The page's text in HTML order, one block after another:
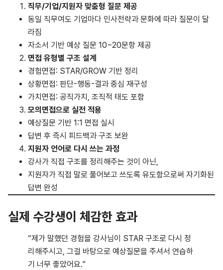
직무/기업/지원자 맞춤형 질문 제공
동일 직무여도 기업마다 인사전략과 문화에 따라 질문이 달
라짐
자소서 기반 예상 질문 10~20문항 제공
면접 유형별 구조 설계
경험면접: STAR/GROW 기반 정리
상황면접: 판단-행동-결과 중심 재구성
가치면접: 공직가치, 조직적 태도 포함
모의면접으로 실전 적용
예상질문 기반 1:1 면접 실시
답변 후 즉시 피드백과 구조 보완
지원자 언어로 다시 쓰는 과정
강사가 직접 구조를 정리해주는 것이 아닌,
지원자가 직접 말로 풀어보고 쓰도록 유도함으로써 자기화된
답변 완성
실제 수강생이 체감한 효과
“제가 말했던 경험을 강사님이 STAR 구조로 다시 정
리해주시고, 그걸 바탕으로 예상질문을 주셔서 연습하
기 너무 좋았어요.”